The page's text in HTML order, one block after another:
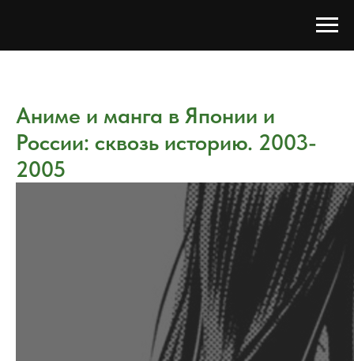
Аниме и манга в Японии и
России: сквозь историю. 2003-
2005